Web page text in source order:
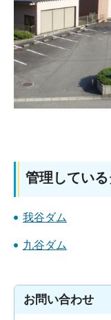
管理している
我谷ダム
九谷ダム
お問い合わせ